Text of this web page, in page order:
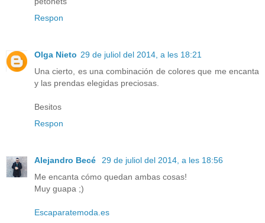
Respon
Olga Nieto 29 de juliol del 2014, a les 18:21
Una cierto, es una combinación de colores que me encanta
y las prendas elegidas preciosas.
Besitos
Respon
Alejandro Becé
29 de juliol del 2014, a les 18:56
Me encanta cómo quedan ambas cosas!
Muy guapa ;)
Escaparatemoda.es